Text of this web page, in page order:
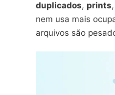
duplicados, prints,
nem usa mais
arquivos são